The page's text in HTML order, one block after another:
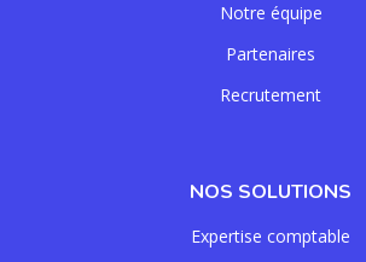
Notre équipe
Partenaires
Recrutement
NOS SOLUTIONS
Expertise comptable